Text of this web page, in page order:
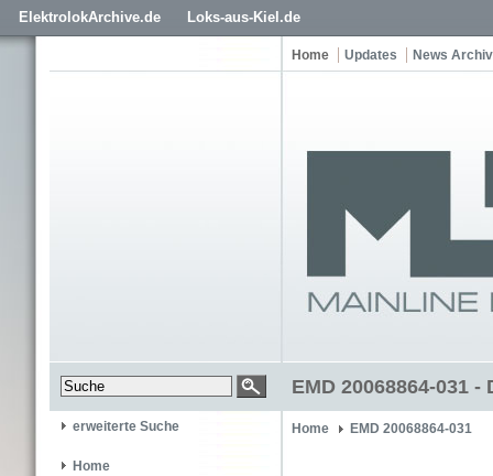
ElektrolokArchive.de Loks-aus-Kiel.de
Home Updates News Archiv
EMD 20068864-031
erweiterte Suche
Home
Home EMD 20068864-031